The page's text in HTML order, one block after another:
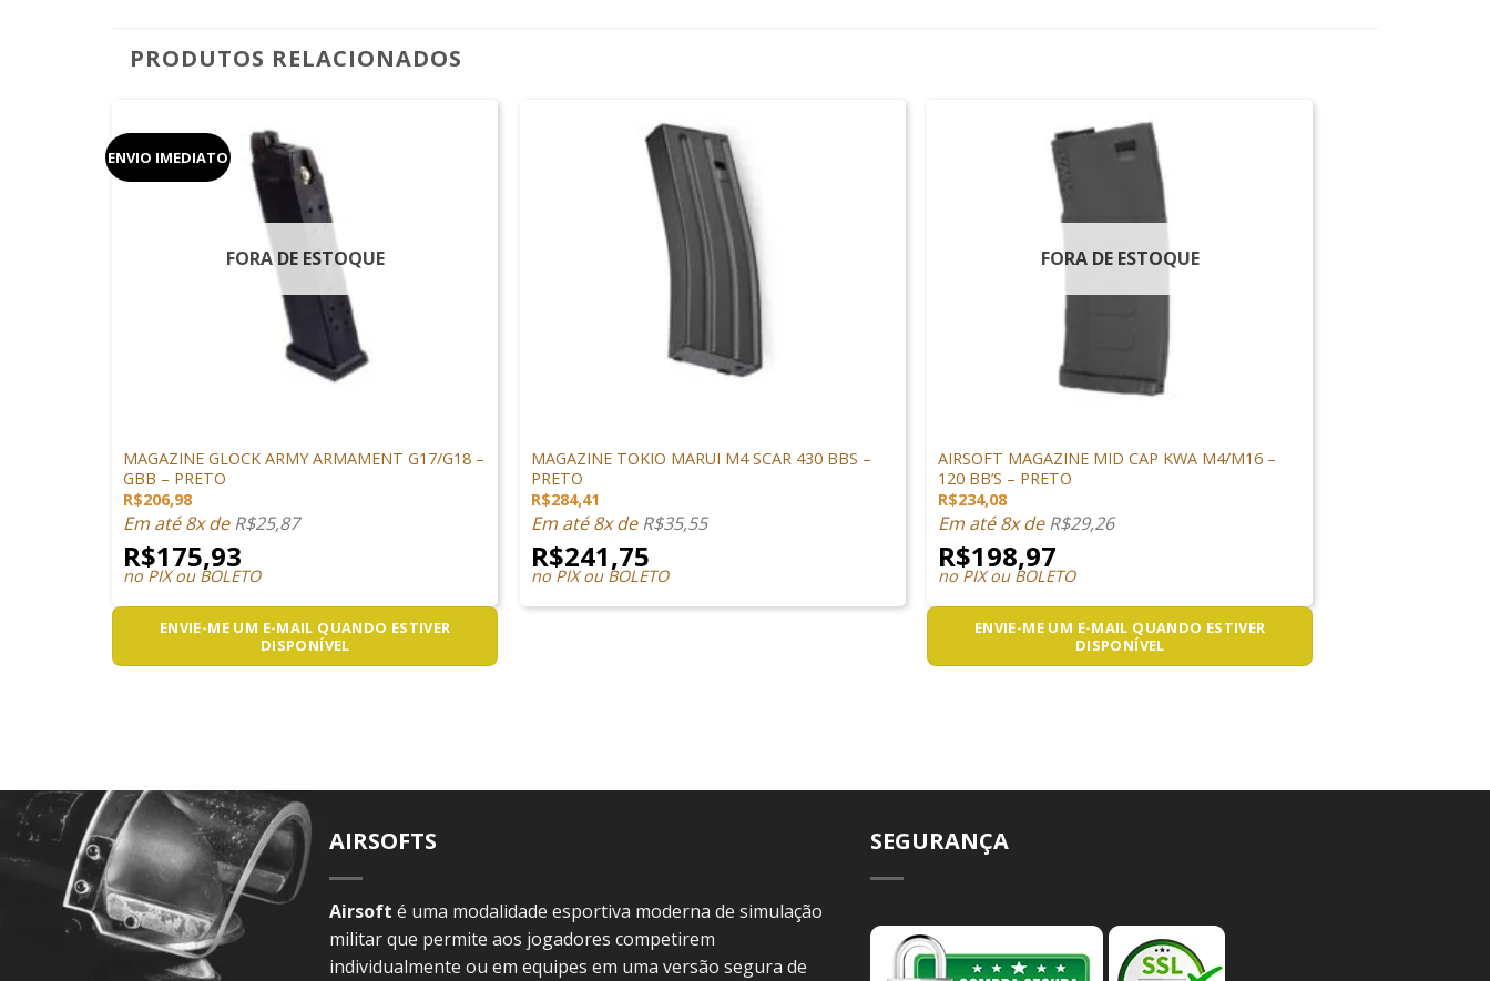
PRODUTOS RELACIONADOS
ENVIO IMEDIATO
FORA DE ESTOQUE
MAGAZINE GLOCK ARMY ARMAMENT G17/G18 –
GBB – PRETO
R$206,98
Em até 8x deR$25,87
R$175,93
no PIX ou BOLETO
ENVIE-ME UM E-MAIL QUANDO ESTIVER
DISPONÍVEL
MAGAZINE TOKIO MARUI M4 SCAR 430 BBS –
PRETO
R$284,41
Em até 8x deR$35,55
R$241,75
no PIX ou BOLETO
FORA DE ESTOQUE
AIRSOFT MAGAZINE MID CAP KWA M4/M16 –
120 BB’S – PRETO
R$234,08
Em até 8x deR$29,26
R$198,97
no PIX ou BOLETO
ENVIE-ME UM E-MAIL QUANDO ESTIVER
DISPONÍVEL
AIRSOFTS
Airsoft é uma modalidade esportiva moderna de simulação
militar que permite aos jogadores competirem
individualmente ou em equipes em uma versão segura de
SEGURANÇA